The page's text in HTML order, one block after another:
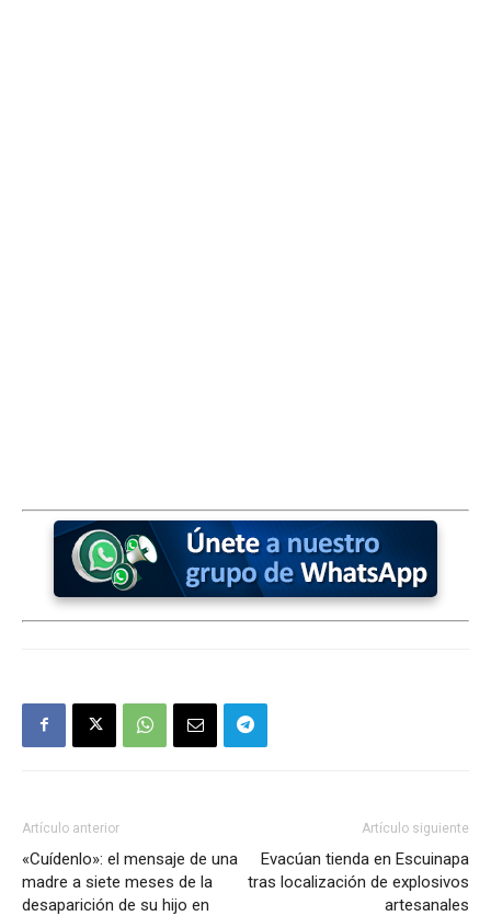
Artículo anterior
«Cuídenlo»: el mensaje de una
madre a siete meses de la
desaparición de su hijo en
Artículo siguiente
Evacúan tienda en Escuinapa
tras localización de explosivos
artesanales